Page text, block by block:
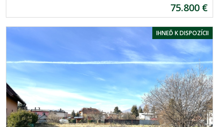
75.800 €
IHNEĎ K DISPOZÍCII